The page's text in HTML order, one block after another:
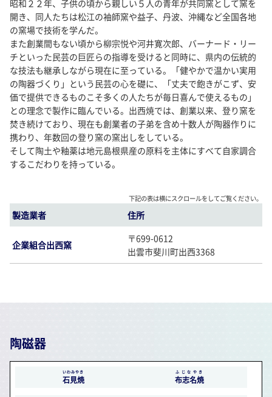
昭和２２年、子供の頃から親しい５人の青年が共同窯として窯を
開き、同人たちは松江の袖師窯や益子、丹波、沖縄など全国各地
の窯場で技術を学んだ。
また創業間もない頃から柳宗悦や河井寛次郎、バーナード・リー
チといった民芸の巨匠らの指導を受けると同時に、県内の伝統的
な技法も継承しながら現在に至っている。「健やかで温かい実用
の陶器づくり」という民芸の心を礎に、「丈夫で飽きがこず、安
価で提供できるものこそ多くの人たちが毎日喜んで使えるもの」
との理念で製作に臨んでいる。出西焼では、創業以来、登り窯を
焚き続けており、現在も創業者の子弟を含め十数人が陶器作りに
携わり、年数回の登り窯の窯出しをしている。
そして陶土や釉薬は地元島根県産の原料を主体にすべて自家調合
するこだわりを持っている。
下記の表は横にスクロールをしてご覧ください。
製造業者 住所
企業組合出西窯
〒699-0612
出雲市斐川町出西3368
陶磁器
石見焼
いわみやき
布志名焼
ふじなやき